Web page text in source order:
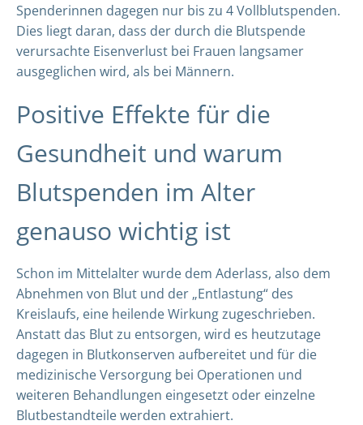
Spenderinnen dagegen nur bis zu 4 Vollblutspenden.
Dies liegt daran, dass der durch die Blutspende
verursachte Eisenverlust bei Frauen langsamer
ausgeglichen wird, als bei Männern.
Positive Effekte für die
Gesundheit und warum
Blutspenden im Alter
genauso wichtig ist
Schon im Mittelalter wurde dem Aderlass, also dem
Abnehmen von Blut und der „Entlastung“ des
Kreislaufs, eine heilende Wirkung zugeschrieben.
Anstatt das Blut zu entsorgen, wird es heutzutage
dagegen in Blutkonserven aufbereitet und für die
medizinische Versorgung bei Operationen und
weiteren Behandlungen eingesetzt oder einzelne
Blutbestandteile werden extrahiert.